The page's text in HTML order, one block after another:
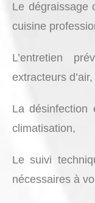
Le dégraissage
cuisine
L’entretien
extracteurs d’air,
La désinfection
climatisation,
Le suivi
nécessaires à